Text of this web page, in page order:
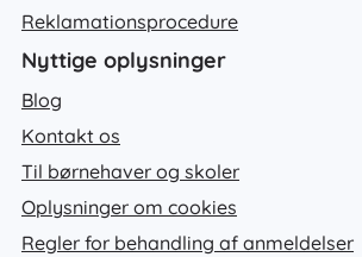
Reklamationsprocedure
Nyttige oplysninger
Blog
Kontakt os
Til børnehaver og skoler
Oplysninger om cookies
Regler for behandling af anmeldelser